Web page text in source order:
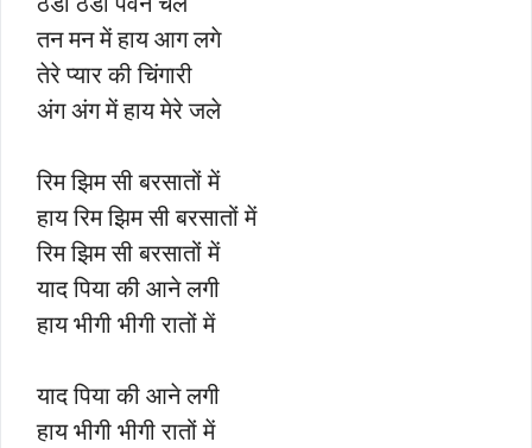
तन मन में हाय आग लगे
तेरे प्यार की चिंगारी
अंग अंग में हाय मेरे जले
रिम झिम सी बरसातों में
हाय रिम झिम सी बरसातों में
रिम झिम सी बरसातों में
याद पिया की आने लगी
हाय भीगी भीगी रातों में
याद पिया की आने लगी
हाय भीगी भीगी रातों में